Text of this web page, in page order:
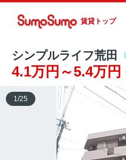
賃貸トップ
シンプルライフ荒田
4.1万円～5.4万円
1 /25